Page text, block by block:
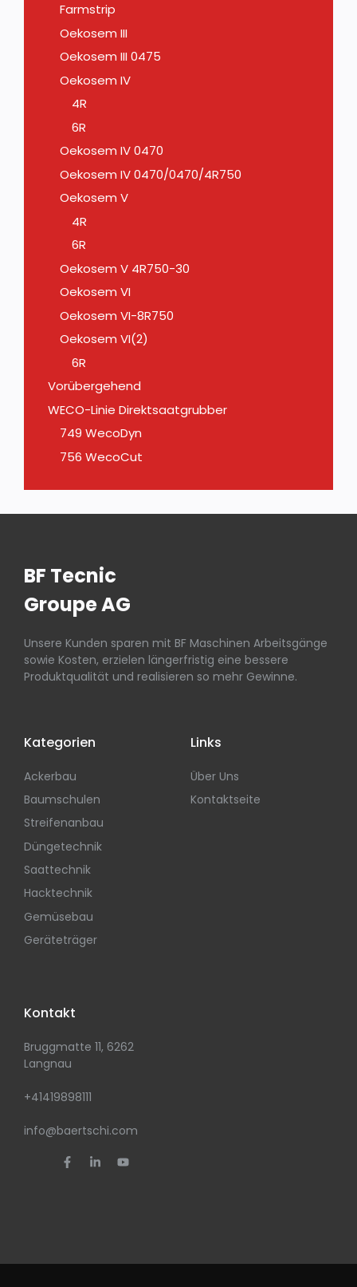
Farmstrip
Oekosem III
Oekosem III 0475
Oekosem IV
4R
6R
Oekosem IV 0470
Oekosem IV 0470/0470/4R750
Oekosem V
4R
6R
Oekosem V 4R750-30
Oekosem VI
Oekosem VI-8R750
Oekosem VI(2)
6R
Vorübergehend
WECO-Linie Direktsaatgrubber
749 WecoDyn
756 WecoCut
BF Tecnic
Groupe AG
Unsere Kunden sparen mit BF Maschinen Arbeitsgänge
sowie Kosten, erzielen längerfristig eine bessere
Produktqualität und realisieren so mehr Gewinne.
Kategorien
Ackerbau
Baumschulen
Streifenanbau
Düngetechnik
Saattechnik
Hacktechnik
Gemüsebau
Geräteträger
Links
Über Uns
Kontaktseite
Kontakt
Bruggmatte 11, 6262
Langnau
+41419898111
info@baertschi.com